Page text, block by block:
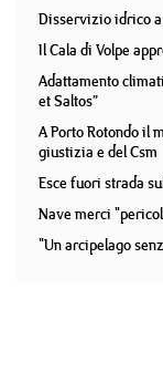
Disservizio idrico
Il Cala di Volpe
Adattamento
et Saltos”
A Porto Rotondo il
giustizia e del Csm
Esce fuori strada
Nave merci
"Un arcipelago